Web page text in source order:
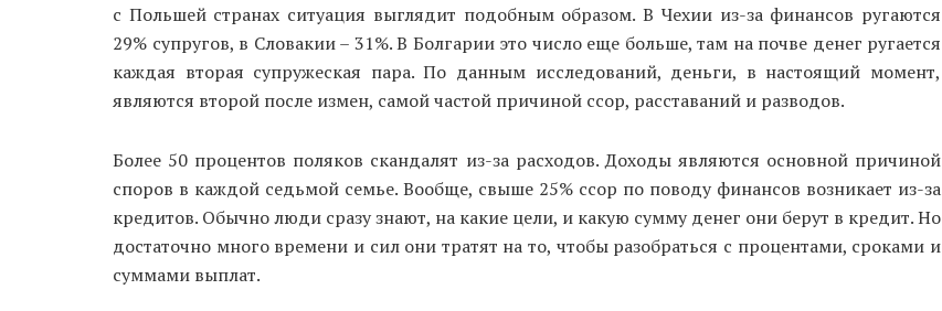
с Польшей странах ситуация выглядит подобным образом. В Чехии из-за финансов ругаются
29% супругов, в Словакии – 31%. В Болгарии это число еще больше, там на почве денег ругается
каждая вторая супружеская пара. По данным исследований, деньги, в настоящий момент,
являются второй после измен, самой частой причиной ссор, расставаний и разводов.
Более 50 процентов поляков скандалят из-за расходов. Доходы являются основной причиной
споров в каждой седьмой семье. Вообще, свыше 25% ссор по поводу финансов возникает из-за
кредитов. Обычно люди сразу знают, на какие цели, и какую сумму денег они берут в кредит. Но
достаточно много времени и сил они тратят на то, чтобы разобраться с процентами, сроками и
суммами выплат.